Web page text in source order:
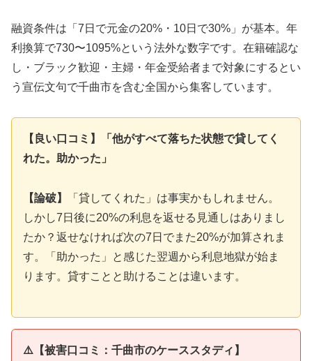
融資条件は「7日で元金の20%・10日で30%」が基本。年
利換算で730〜1095%という法外な数字です。在籍確認な
し・ブラック歓迎・主婦・年金受給者まで対象にするとい
う宣伝文句で千曲市を含む全国から集客しています。
【良い口コミ】「他がすべて落ちた状態で貸してく
れた。助かった」
【論破】
「貸してくれた」は事実かもしれません。
しかし7日後に20%の利息を返せる見通しはありまし
たか？返せなければ次の7日でまた20%が加算されま
す。「助かった」と感じた翌週から利息地獄が始ま
ります。貸すことと助けることは違います。
⚠️【被害口コミ：千曲市のケーススタディ】